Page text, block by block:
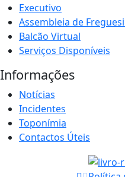
Executivo
Assembleia de
Balcão Virtual
Serviços Disponíveis
Informações
Notícias
Incidentes
Toponímia
Contactos Úteis